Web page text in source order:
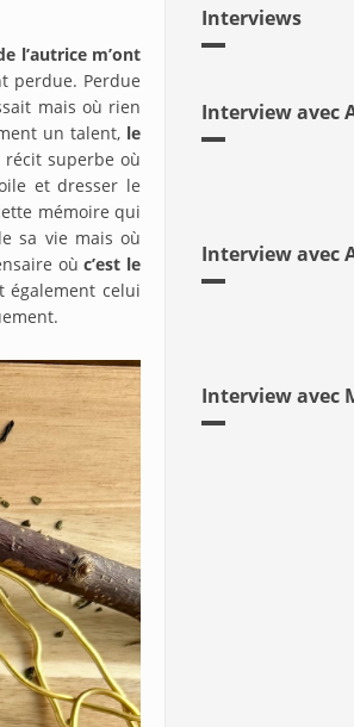
l’autrice m’ont
perdue. Perdue
mais où rien
un talent,le
superbe où
et dresser le
mémoire qui
sa vie mais où
oùc’est le
également celui
Interviews
Interview avec
Interview avec
Interview avec